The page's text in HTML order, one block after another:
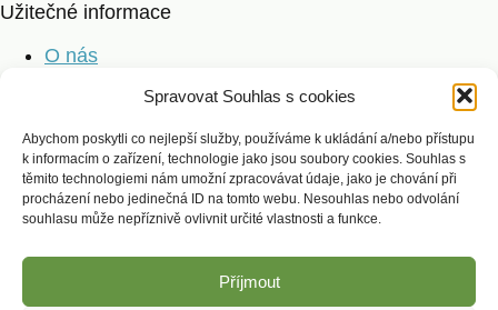
Spravovat Souhlas s cookies
Abychom poskytli co nejlepší služby, používáme k ukládání a/nebo přístupu
k informacím o zařízení, technologie jako jsou soubory cookies. Souhlas s
těmito technologiemi nám umožní zpracovávat údaje, jako je chování při
procházení nebo jedinečná ID na tomto webu. Nesouhlas nebo odvolání
souhlasu může nepříznivě ovlivnit určité vlastnosti a funkce.
Příjmout
Užitečné informace
O nás
Dárci a poděkování
Aktuality
Hledáme zdravotní sestru do domácí péče
Výroční zpráva za rok 2025
Poděkování zdravotním sestrám a pečovatelkám